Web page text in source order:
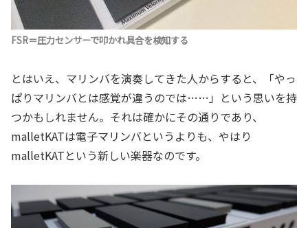
FSR＝圧力センサーで叩かれ具合を検知する
とはいえ、マリンバを演奏してきた人からすると、「やっ
ぱりマリンバとは感覚が違うのでは……」という思いを持
つかもしれません。それは確かにその通りであり、
malletKATは電子マリンバというよりも、やはり
malletKATという新しい楽器なのです。